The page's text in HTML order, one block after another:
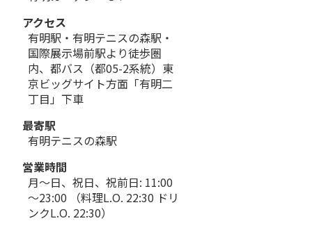
アクセス
有明駅・有明テニスの森駅・
国際展示場前駅より徒歩圏
内、都バス（都05-2系統）東
京ビッグサイト方面「有明二
丁目」下車
最寄駅
有明テニスの森駅
営業時間
月～日、祝日、祝前日: 11:00
～23:00 （料理L.O. 22:30 ドリ
ンクL.O. 22:30）